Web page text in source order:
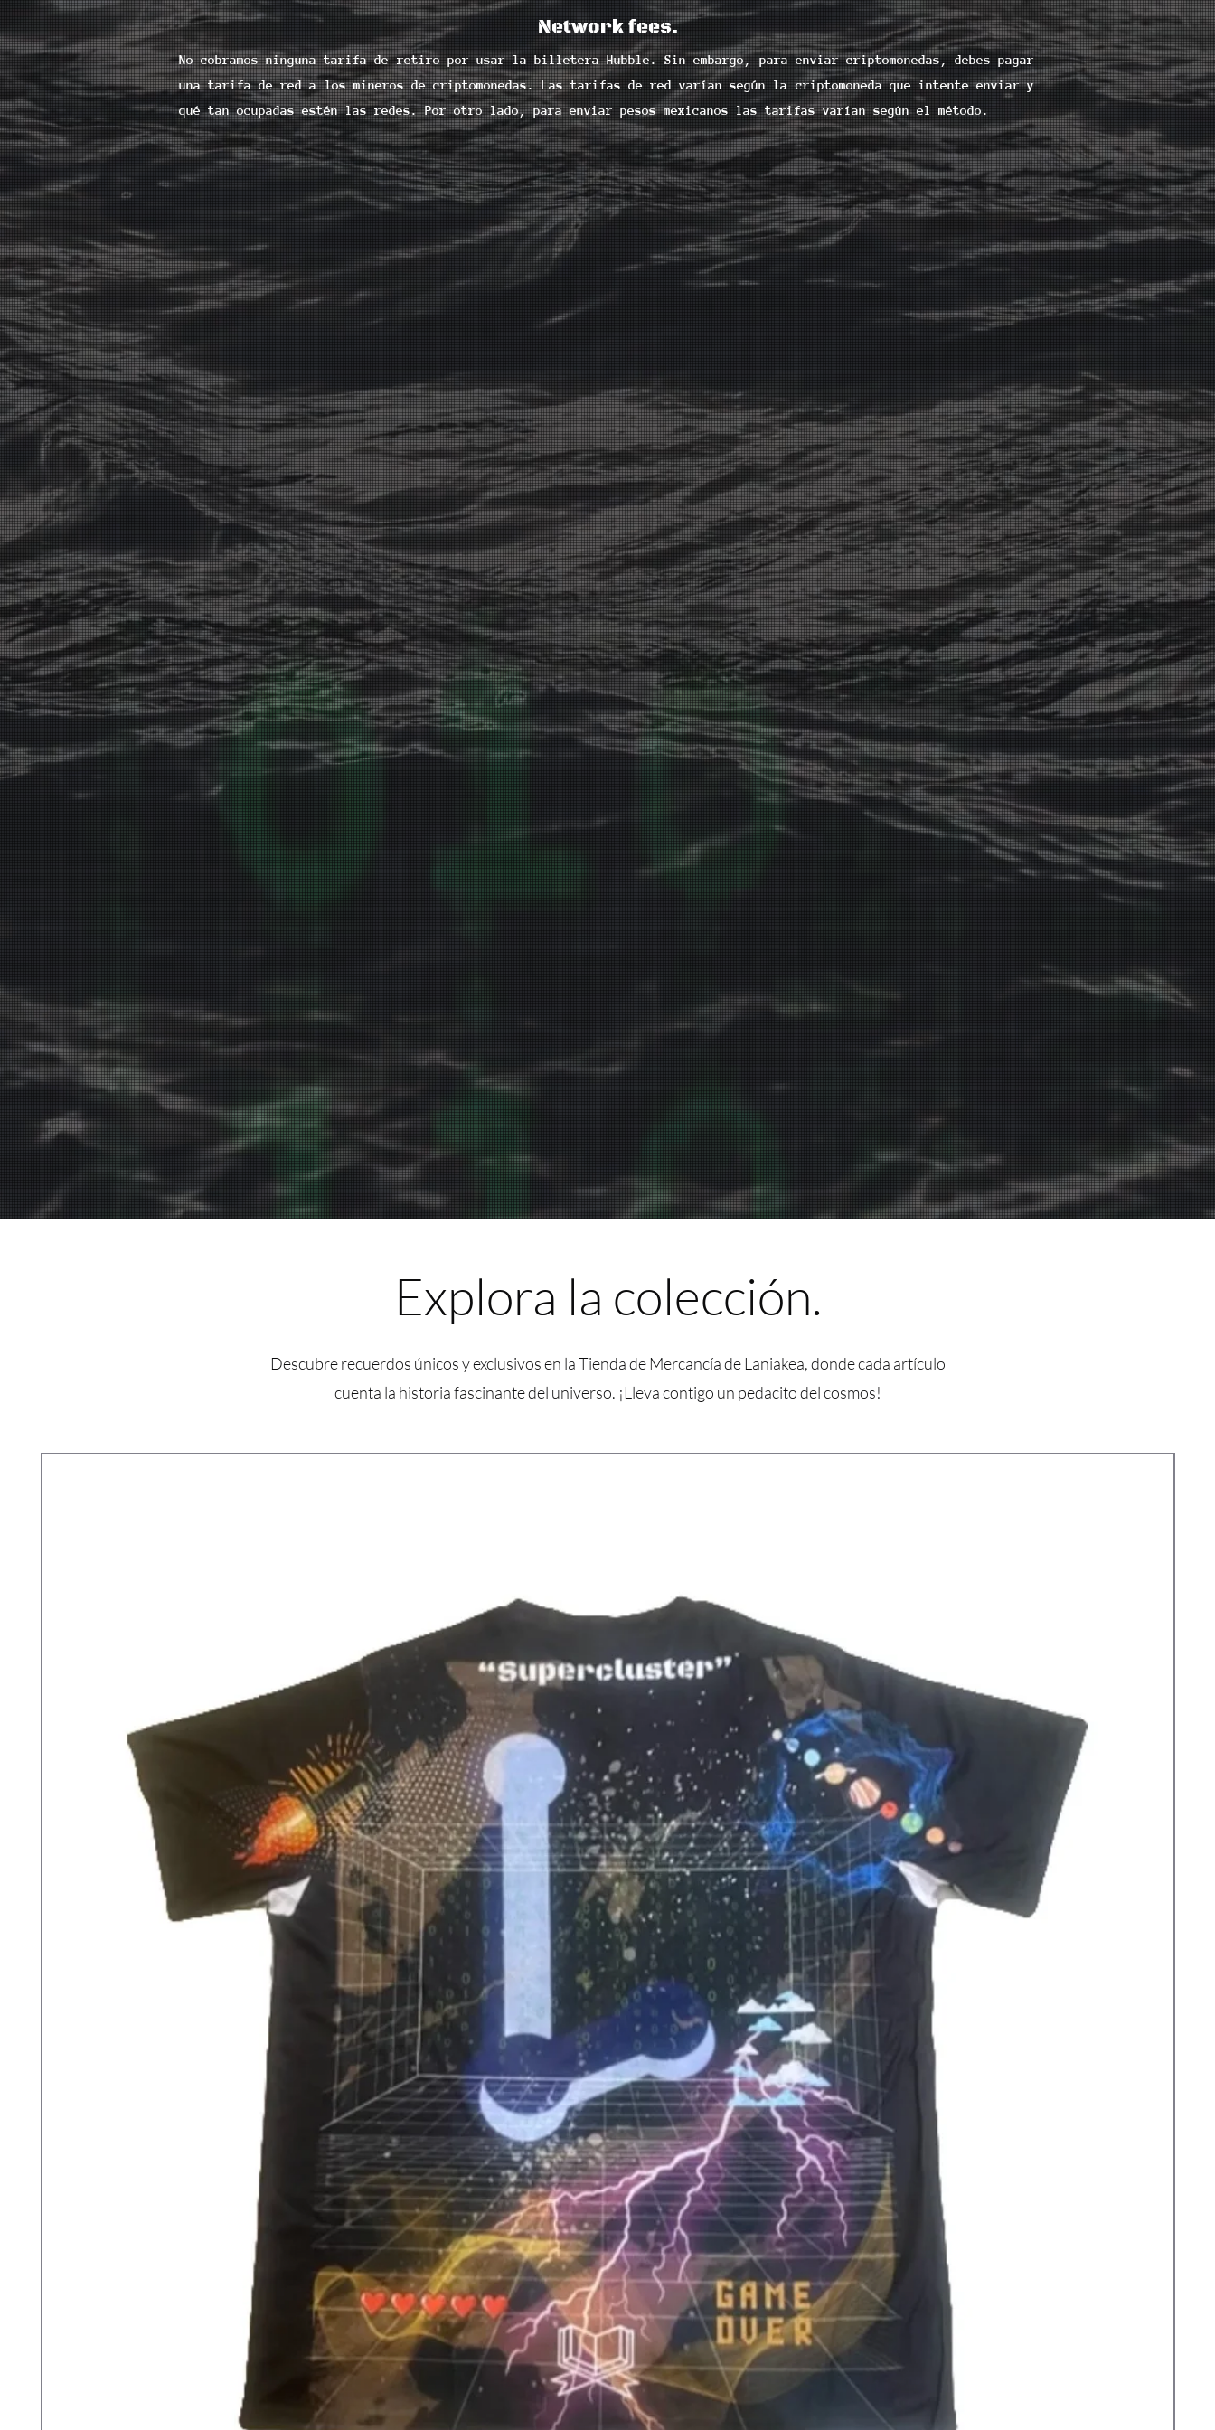
Network fees.
No cobramos ninguna tarifa de retiro por usar la billetera Hubble. Sin embargo, para enviar criptomonedas, debes pagar
una tarifa de red a los mineros de criptomonedas. Las tarifas de red varían según la criptomoneda que intente enviar y
qué tan ocupadas estén las redes. Por otro lado, para enviar pesos mexicanos las tarifas varían según el método.
Explora la colección.
Descubre recuerdos únicos y exclusivos en la Tienda de Mercancía de Laniakea, donde cada artículo
cuenta la historia fascinante del universo. ¡Lleva contigo un pedacito del cosmos!